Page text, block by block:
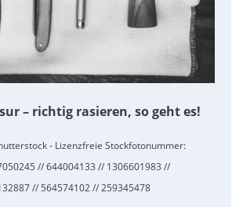
– richtig rasieren, so geht es!
- Lizenzfreie Stockfotonummer:
// 644004133 // 1306601983 //
// 564574102 // 259345478